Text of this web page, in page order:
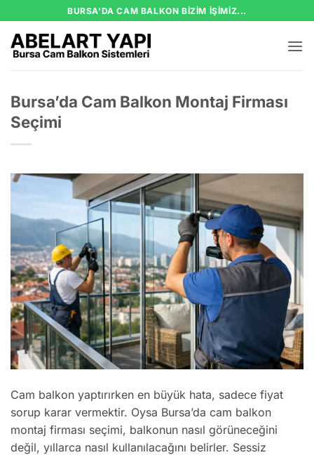
atla
BURSA'DA CAM BALKON BIZIM IŞIMIZ...
Bursa’da Cam Balkon Montaj Firması
Seçimi
Cam balkon yaptırırken en büyük hata, sadece fiyat
sorup karar vermektir. Oysa Bursa’da cam balkon
montaj firması seçimi, balkonun nasıl görüneceğini
değil, yıllarca nasıl kullanılacağını belirler. Sessiz